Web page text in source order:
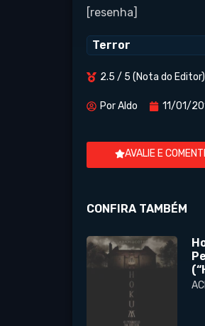
[resenha]
Terror
2.5 / 5 (Nota do Editor)
PorAldo 11/01/
AVALIE E
CONFIRA TAMBÉM